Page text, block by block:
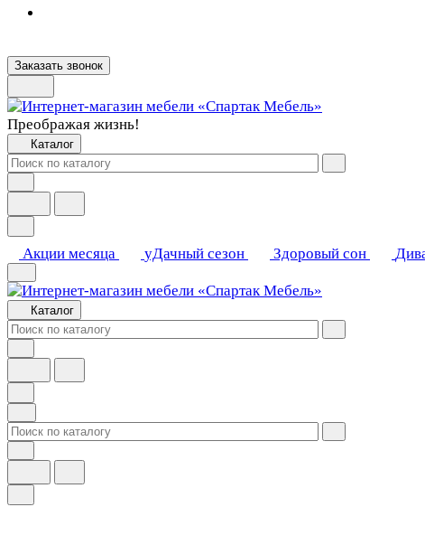
Заказать звонок
Преображая жизнь!
Каталог
Акции месяца уДачный сезон Здоровый сон
Каталог